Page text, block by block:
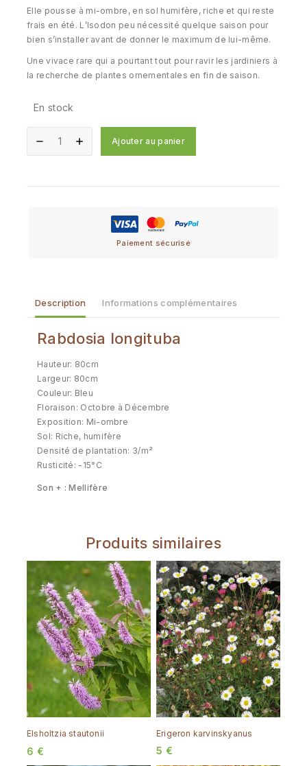
Elle pousse à mi-ombre, en sol humifère, riche et qui reste
frais en été. L’Isodon peu nécessité quelque saison pour
bien s’installer avant de donner le maximum de lui-même.
Une vivace rare qui a pourtant tout pour ravir les jardiniers à
la recherche de plantes ornementales en fin de saison.
En stock
Ajouter au panier
Paiement sécurisé
Description Informations complémentaires
Rabdosia longituba
Hauteur: 80cm
Largeur: 80cm
Couleur: Bleu
Floraison: Octobre à Décembre
Exposition: Mi-ombre
Sol: Riche, humifère
Densité de plantation: 3/m²
Rusticité: -15°C
Son + : Mellifère
Produits similaires
Elsholtzia stautonii
6 €
Erigeron karvinskyanus
5 €